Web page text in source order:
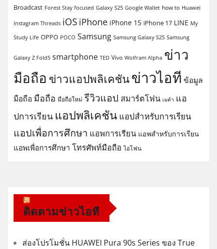
Broadcast Forest Stay focused Galaxy S25 Google Wallet how to Huawei
Instagram Threads iOS iPhone iPhone 15 iPhone 17 LINE My
Study Life OPPO POCO Samsung Samsung Galaxy S25 Samsung
Galaxy Z Fold5 smartphone TED Vivo Wolfram Alpha ข่าว
มือถือ ข่าวแอปพลิเคชันข่าวไอที ข้อมูล
มือถือ มือถือ มือถือใหม่ รีวิวแอป สมาร์ตโฟน เมต้า แอ
ปการเรียน แอปพลิเคชัน แอปสำหรับการเรียน
แอปเพื่อการศึกษา แอพการเรียน แอพสำหรับการเรียน
แอพเพื่อการศึกษา โทรศัพท์มือถือ ไอโฟน
ติดตามข่าวไอที
ส่องโปรโมชั่น HUAWEI Pura 90s Series ของ True